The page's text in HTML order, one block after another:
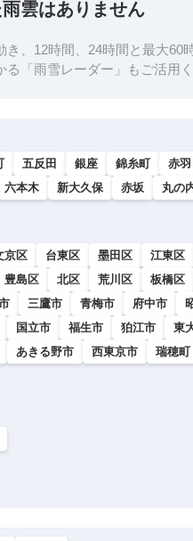
雲はありません
き、12時間、24時間と最大60
「雨雪レーダー」もご活用く
五反田 銀座 錦糸町 赤羽
六本木 新大久保 赤坂 丸の
京区 台東区 墨田区 江東区
豊島区 北区 荒川区 板橋区
三鷹市 青梅市 府中市
国立市 福生市 狛江市 東
あきる野市 西東京市 瑞穂町